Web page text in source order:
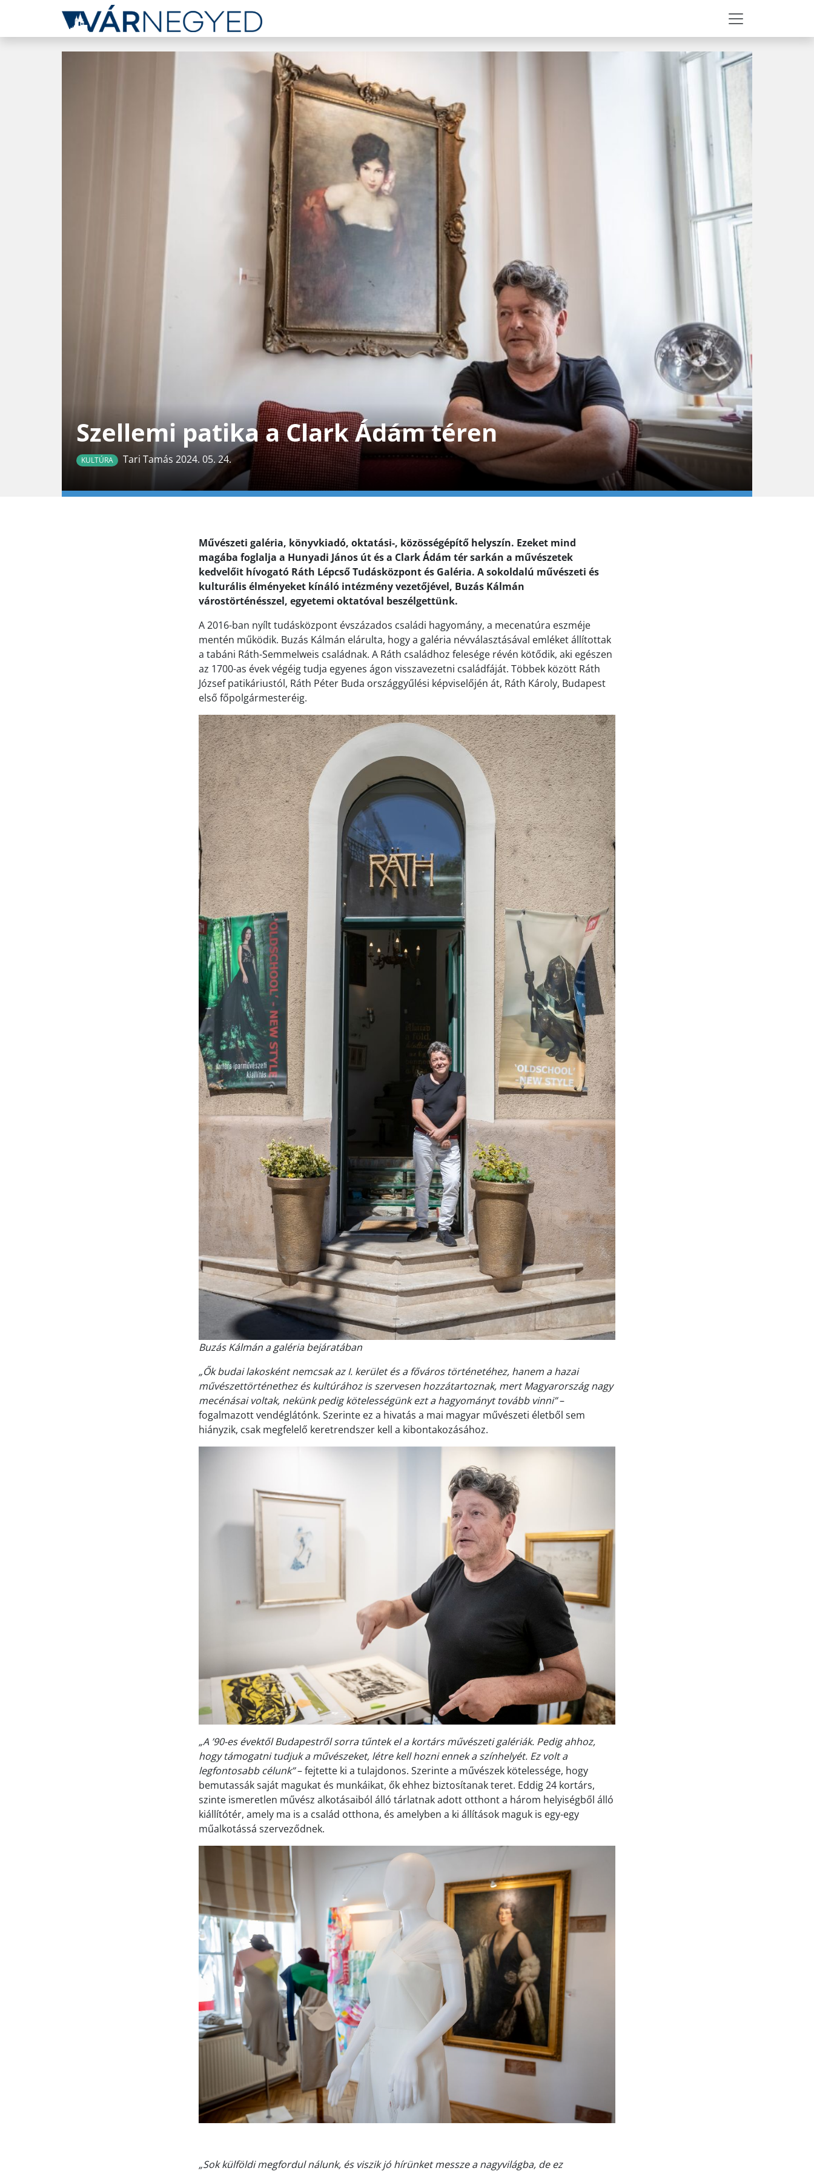
Szellemi patika a Clark Ádám téren
KULTÚRA Tari Tamás 2024. 05. 24.
Művészeti galéria, könyvkiadó, oktatási-, közösségépítő helyszín. Ezeket mind
magába foglalja a Hunyadi János út és a Clark Ádám tér sarkán a művészetek
kedvelőit hívogató Ráth Lépcső Tudásközpont és Galéria. A sokoldalú művészeti és
kulturális élményeket kínáló intézmény vezetőjével, Buzás Kálmán
várostörténésszel, egyetemi oktatóval beszélgettünk.
A 2016-ban nyílt tudásközpont évszázados családi hagyomány, a mecenatúra eszméje
mentén működik. Buzás Kálmán elárulta, hogy a galéria névválasztásával emléket állítottak
a tabáni Ráth-Semmelweis családnak. A Ráth családhoz felesége révén kötődik, aki egészen
az 1700-as évek végéig tudja egyenes ágon visszavezetni családfáját. Többek között Ráth
József patikáriustól, Ráth Péter Buda országgyűlési képviselőjén át, Ráth Károly, Budapest
első főpolgármesteréig.
Buzás Kálmán a galéria bejáratában
„Ők budai lakosként nemcsak az I. kerület és a főváros történetéhez, hanem a hazai
művészettörténethez és kultúrához is szervesen hozzátartoznak, mert Magyarország nagy
mecénásai voltak, nekünk pedig kötelességünk ezt a hagyományt tovább vinni”–
fogalmazott vendéglátónk. Szerinte ez a hivatás a mai magyar művészeti életből sem
hiányzik, csak megfelelő keretrendszer kell a kibontakozásához.
„A ’90-es évektől Budapestről sorra tűntek el a kortárs művészeti galériák. Pedig ahhoz,
hogy támogatni tudjuk a művészeket, létre kell hozni ennek a színhelyét. Ez volt a
legfontosabb célunk”– fejtette ki a tulajdonos. Szerinte a művészek kötelessége, hogy
bemutassák saját magukat és munkáikat, ők ehhez biztosítanak teret. Eddig 24 kortárs,
szinte ismeretlen művész alkotásaiból álló tárlatnak adott otthont a három helyiségből álló
kiállítótér, amely ma is a család otthona, és amelyben a ki állítások maguk is egy-egy
műalkotássá szerveződnek.
„Sok külföldi megfordul nálunk, és viszik jó hírünket messze a nagyvilágba, de ez